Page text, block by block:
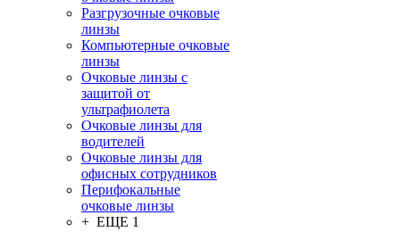
Разгрузочные очковые
линзы
Компьютерные очковые
линзы
Очковые линзы с
защитой от
ультрафиолета
Очковые линзы для
водителей
Очковые линзы для
офисных сотрудников
Перифокальные
очковые линзы
+ ЕЩЕ 1